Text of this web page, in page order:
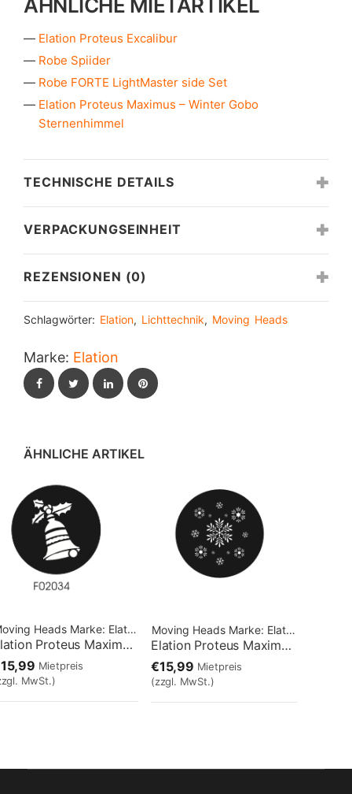
ÄHNLICHE MIETARTIKEL
Elation Proteus Excalibur
Robe Spiider
Robe FORTE LightMaster side Set
Elation Proteus Maximus – Winter Gobo
Sternenhimmel
TECHNISCHE DETAILS
VERPACKUNGSEINHEIT
REZENSIONEN (0)
Schlagwörter: Elation, Lichttechnik, Moving Heads
Marke: Elation
FacebookTwitterLinkedInPinterest
ÄHNLICHE ARTIKEL
Heads Marke: Elation
Elation Proteus Maximus – Winter Gobo Glocke
Mietpreis
MwSt.)
Moving Heads Marke: Elation
Elation Proteus Maximus – Winter Gobo Schneeflocke
€15,99 Mietpreis
(zzgl. MwSt.)